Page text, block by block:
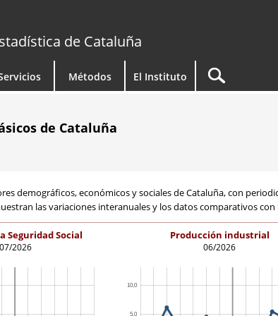
de Cataluña
Métodos El Instituto
de Cataluña
demográficos, económicos y sociales de Cataluña, con
las variaciones interanuales y los datos comparativos con
Seguridad Social
07/2026
Producción industrial
06/2026